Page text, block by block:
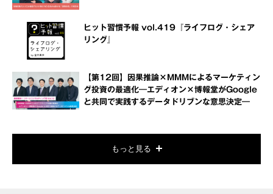
ヒット習慣予報 vol.419『ライフログ・シェア
リング』
【第12回】因果推論×MMMによるマーケティン
グ投資の最適化―エディオン×博報堂がGoogle
と共同で実践するデータドリブンな意思決定―
もっと見る